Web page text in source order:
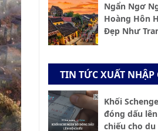
Ngẩn Ngơ
Hoàng Hôn
Đẹp Như
TIN TỨC XUẤT NHẬP
Khối
đóng dấu
chiếu cho du